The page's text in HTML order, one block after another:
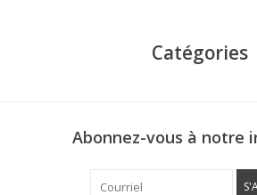
Catégories
Abonnez-vous à notre